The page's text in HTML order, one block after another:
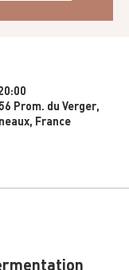
Prom. du Verger,
France